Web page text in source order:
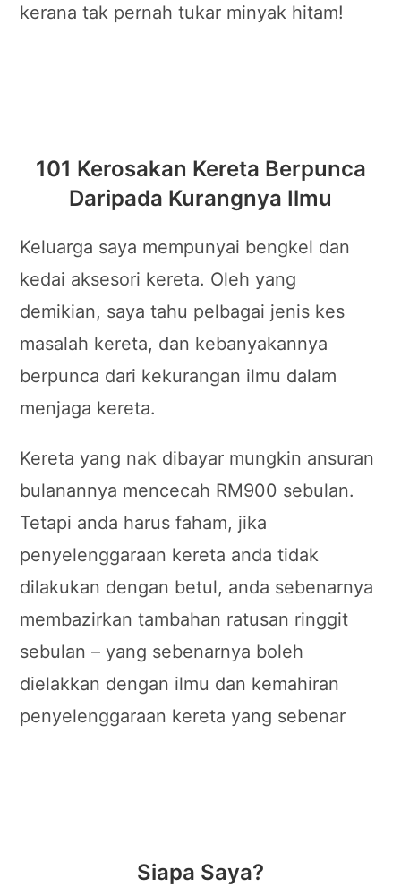
kerana tak pernah tukar minyak hitam!
101 Kerosakan Kereta Berpunca
Daripada Kurangnya Ilmu
Keluarga saya mempunyai bengkel dan
kedai aksesori kereta. Oleh yang
demikian, saya tahu pelbagai jenis kes
masalah kereta, dan kebanyakannya
berpunca dari kekurangan ilmu dalam
menjaga kereta.
Kereta yang nak dibayar mungkin ansuran
bulanannya mencecah RM900 sebulan.
Tetapi anda harus faham, jika
penyelenggaraan kereta anda tidak
dilakukan dengan betul, anda sebenarnya
membazirkan tambahan ratusan ringgit
sebulan – yang sebenarnya boleh
dielakkan dengan ilmu dan kemahiran
penyelenggaraan kereta yang sebenar
Siapa Saya?